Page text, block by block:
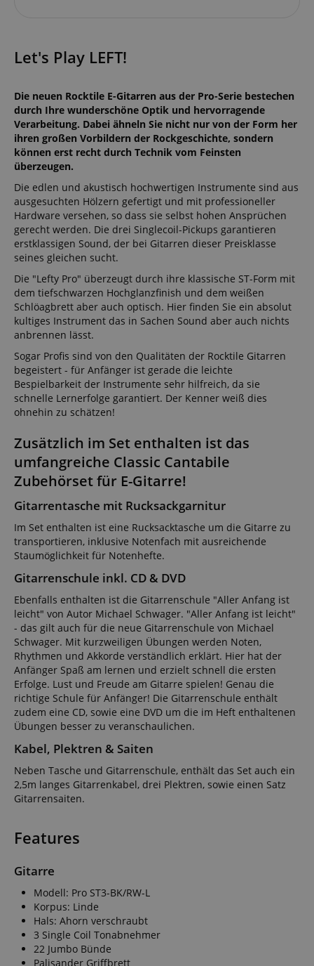
Let's Play LEFT!
Die neuen Rocktile E-Gitarren aus der Pro-Serie bestechen
durch Ihre wunderschöne Optik und hervorragende
Verarbeitung. Dabei ähneln Sie nicht nur von der Form her
ihren großen Vorbildern der Rockgeschichte, sondern
können erst recht durch Technik vom Feinsten
überzeugen.
Die edlen und akustisch hochwertigen Instrumente sind aus
ausgesuchten Hölzern gefertigt und mit professioneller
Hardware versehen, so dass sie selbst hohen Ansprüchen
gerecht werden. Die drei Singlecoil-Pickups garantieren
erstklassigen Sound, der bei Gitarren dieser Preisklasse
seines gleichen sucht.
Die "Lefty Pro" überzeugt durch ihre klassische ST-Form mit
dem tiefschwarzen Hochglanzfinish und dem weißen
Schlöagbrett aber auch optisch. Hier finden Sie ein absolut
kultiges Instrument das in Sachen Sound aber auch nichts
anbrennen lässt.
Sogar Profis sind von den Qualitäten der Rocktile Gitarren
begeistert - für Anfänger ist gerade die leichte
Bespielbarkeit der Instrumente sehr hilfreich, da sie
schnelle Lernerfolge garantiert. Der Kenner weiß dies
ohnehin zu schätzen!
Zusätzlich im Set enthalten ist das
umfangreiche Classic Cantabile
Zubehörset für E-Gitarre!
Gitarrentasche mit Rucksackgarnitur
Im Set enthalten ist eine Rucksacktasche um die Gitarre zu
transportieren, inklusive Notenfach mit ausreichende
Staumöglichkeit für Notenhefte.
Gitarrenschule inkl. CD & DVD
Ebenfalls enthalten ist die Gitarrenschule "Aller Anfang ist
leicht" von Autor Michael Schwager. "Aller Anfang ist leicht"
- das gilt auch für die neue Gitarrenschule von Michael
Schwager. Mit kurzweiligen Übungen werden Noten,
Rhythmen und Akkorde verständlich erklärt. Hier hat der
Anfänger Spaß am lernen und erzielt schnell die ersten
Erfolge. Lust und Freude am Gitarre spielen! Genau die
richtige Schule für Anfänger! Die Gitarrenschule enthält
zudem eine CD, sowie eine DVD um die im Heft enthaltenen
Übungen besser zu veranschaulichen.
Kabel, Plektren & Saiten
Neben Tasche und Gitarrenschule, enthält das Set auch ein
2,5m langes Gitarrenkabel, drei Plektren, sowie einen Satz
Gitarrensaiten.
Features
Gitarre
Modell: Pro ST3-BK/RW-L
Korpus: Linde
Hals: Ahorn verschraubt
3 Single Coil Tonabnehmer
22 Jumbo Bünde
Palisander Griffbrett